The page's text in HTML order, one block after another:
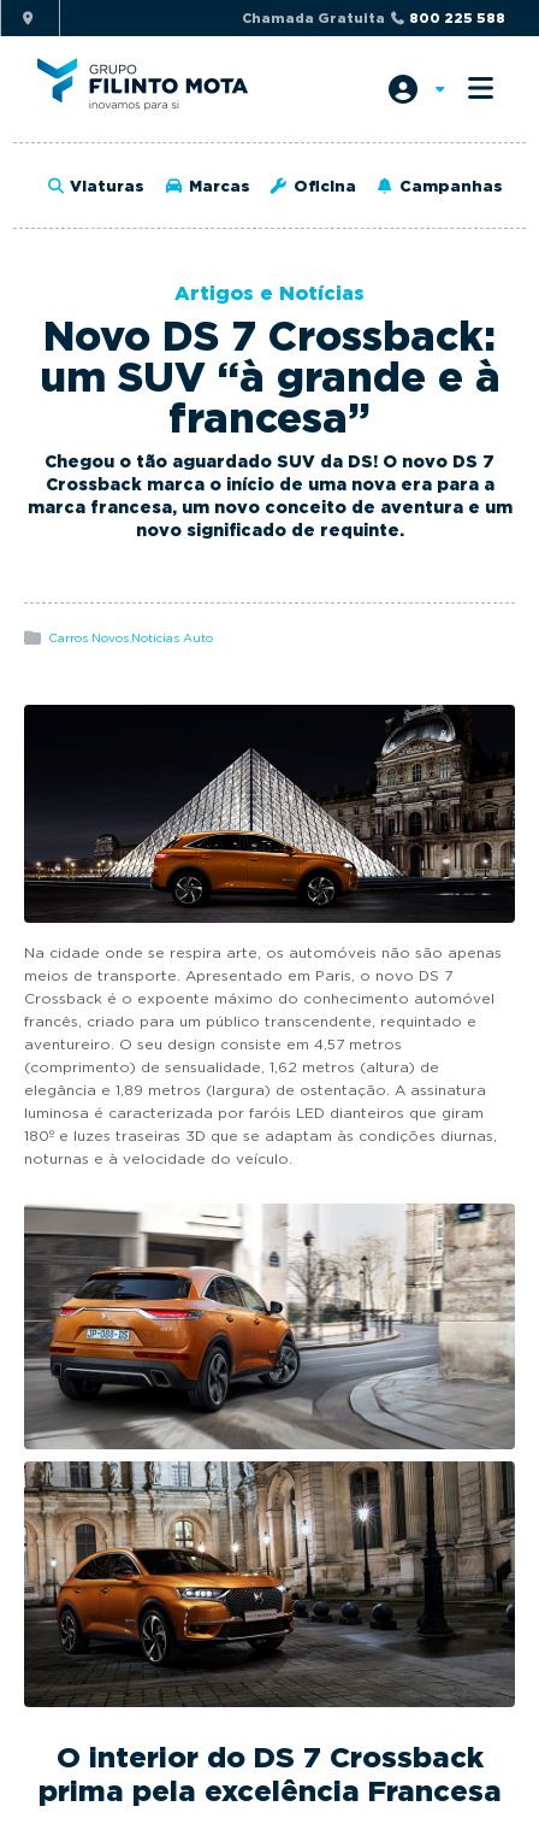
i
p
t
o
r
a
y
a
v
i
t
i
n
i
p
t
o
a
c
n
e
n
t
Chamada Gratuita 800 225 588
Viaturas Marcas Oficina Campanhas
Novo DS 7 Crossback:
um SUV “à grande e à
francesa”
Chegou o tão aguardado SUV da DS! O novo DS 7
Crossback marca o início de uma nova era para a
marca francesa, um novo conceito de aventura e um
novo significado de requinte.
Artigos e Notícias
Carros Novos Notícias Auto
Na cidade onde se respira arte, os automóveis não são apenas
meios de transporte. Apresentado em Paris, o novo DS 7
Crossback é o expoente máximo do conhecimento automóvel
francês, criado para um público transcendente, requintado e
aventureiro. O seu design consiste em 4,57 metros
(comprimento) de sensualidade, 1,62 metros (altura) de
elegância e 1,89 metros (largura) de ostentação. A assinatura
luminosa é caracterizada por faróis LED dianteiros que giram
180º e luzes traseiras 3D que se adaptam às condições diurnas,
noturnas e à velocidade do veículo.
O interior do DS 7 Crossback
prima pela excelência Francesa